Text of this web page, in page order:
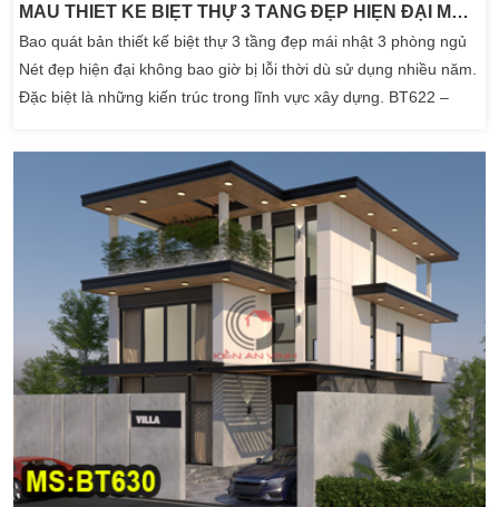
MẪU THIẾT KẾ BIỆT THỰ 3 TẦNG ĐẸP HIỆN ĐẠI MÁI NHẬT 10X14M
Bao quát bản thiết kế biệt thự 3 tầng đẹp mái nhật 3 phòng ngủ
Nét đẹp hiện đại không bao giờ bị lỗi thời dù sử dụng nhiều năm.
Đặc biệt là những kiến trúc trong lĩnh vực xây dựng. BT622 –
của nhiều chủa đầu tư. Nhờ phong cách thiết kế đơn giản, lại tiết
kiệm chi phí […]